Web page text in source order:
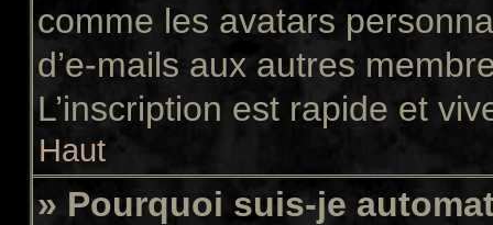
comme les avatars
d’e-mails aux autres
L’inscription est rapide et
Haut
» Pourquoi suis-je